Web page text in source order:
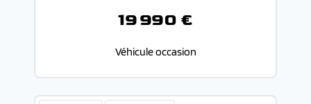
19 990 €
Véhicule occasion